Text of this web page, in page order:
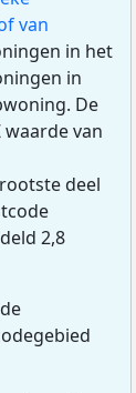
van
in het
in
De
waarde van
deel
2,8